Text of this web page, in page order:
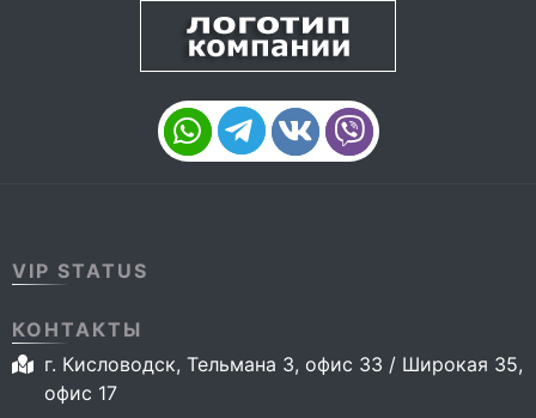
VIP STATUS
КОНТАКТЫ
г. Кисловодск, Тельмана 3, офис 33 / Широкая 35,
офис 17